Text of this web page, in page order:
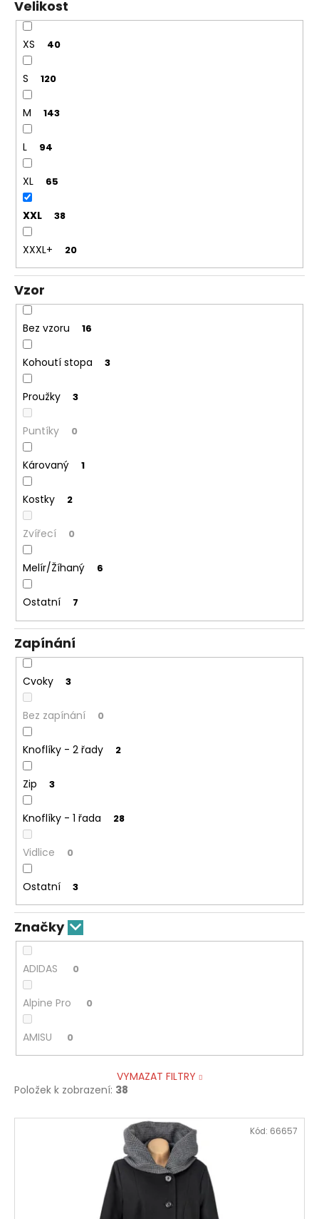
Velikost
XS 40
S 120
M 143
L 94
XL 65
XXL 38
XXXL+ 20
Vzor
Bez vzoru 16
Kohoutí stopa 3
Proužky 3
Puntíky 0
Károvaný 1
Kostky 2
Zvířecí 0
Melír/Žíhaný 6
Ostatní 7
Zapínání
Cvoky 3
Bez zapínání 0
Knoflíky - 2 řady 2
Zip 3
Knoflíky - 1 řada 28
Vidlice 0
Ostatní 3
Značky
ADIDAS 0
Alpine Pro 0
AMISU 0
VYMAZAT FILTRY
Položek k zobrazení: 38
V Kód: 66657